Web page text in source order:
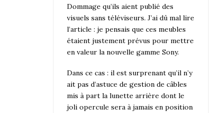
Dommage qu’ils aient publié des
visuels sans téléviseurs. J’ai dû mal lire
l’article : je pensais que ces meubles
étaient justement prévus pour mettre
en valeur la nouvelle gamme Sony.
Dans ce cas : il est surprenant qu’il n’y
ait pas d’astuce de gestion de câbles
mis à part la lunette arrière dont le
joli opercule sera à jamais en position